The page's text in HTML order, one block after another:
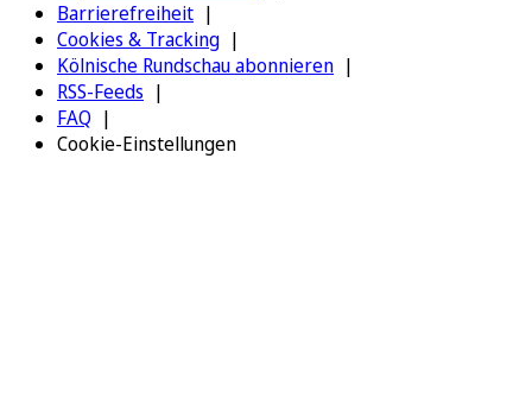
Barrierefreiheit
Cookies & Tracking
Kölnische Rundschau abonnieren
RSS-Feeds
FAQ
Cookie-Einstellungen